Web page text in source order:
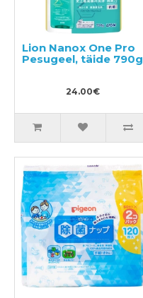
Lion Nanox One Pro
Pesugeel, täide 790g
24.00€